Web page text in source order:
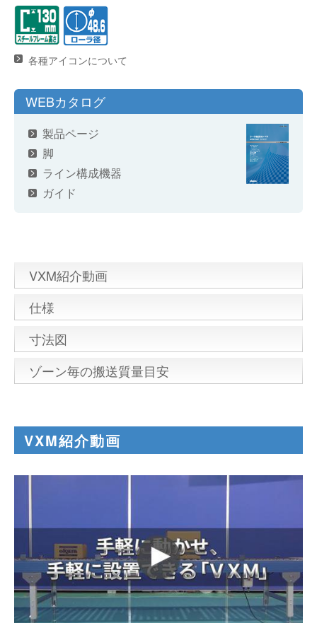
各種アイコンについて
WEBカタログ
製品ページ
脚
ライン構成機器
ガイド
VXM紹介動画
仕様
寸法図
ゾーン毎の搬送質量目安
VXM紹介動画